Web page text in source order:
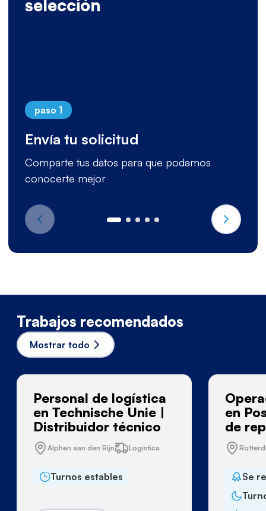
selección
paso 1
Envía tu solicitud
Comparte tus datos para que podamos
conocerte mejor
Trabajos recomendados
Mostrar todo
Personal de logística
en Technische Unie |
Distribuidor técnico
Alphen aan den Rijn Logística
Turnos estables
en
de
Se